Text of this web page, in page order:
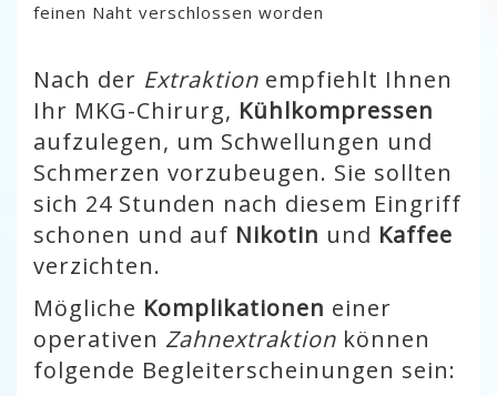
feinen Naht verschlossen worden
Nach der Extraktion empfiehlt Ihnen
Ihr MKG-Chirurg, Kühlkompressen
aufzulegen, um Schwellungen und
Schmerzen vorzubeugen. Sie sollten
sich 24 Stunden nach diesem Eingriff
schonen und auf Nikotin und Kaffee
verzichten.
Mögliche Komplikationen einer
operativen Zahnextraktion können
folgende Begleiterscheinungen sein: